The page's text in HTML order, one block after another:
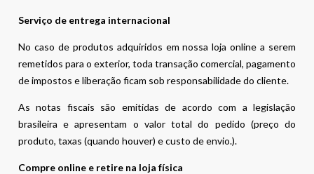
Serviço de entrega internacional
No caso de produtos adquiridos em nossa loja online a serem
remetidos para o exterior, toda transação comercial, pagamento
de impostos e liberação ficam sob responsabilidade do cliente.
As notas fiscais são emitidas de acordo com a legislação
brasileira e apresentam o valor total do pedido (preço do
produto, taxas (quando houver) e custo de envio.).
Compre online e retire na loja física